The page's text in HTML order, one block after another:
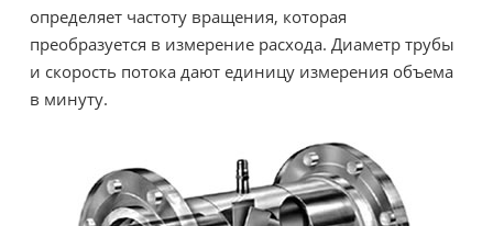
определяет частоту вращения, которая
преобразуется в измерение расхода. Диаметр трубы
и скорость потока дают единицу измерения объема
в минуту.